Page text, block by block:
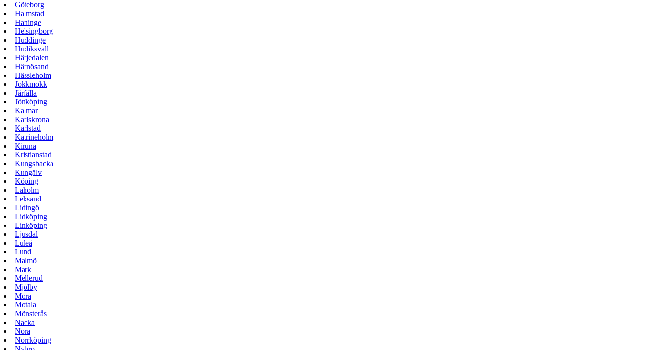
Göteborg
Halmstad
Haninge
Helsingborg
Huddinge
Hudiksvall
Härjedalen
Härnösand
Hässleholm
Jokkmokk
Järfälla
Jönköping
Kalmar
Karlskrona
Karlstad
Katrineholm
Kiruna
Kristianstad
Kungsbacka
Kungälv
Köping
Laholm
Leksand
Lidingö
Lidköping
Linköping
Ljusdal
Luleå
Lund
Malmö
Mark
Mellerud
Mjölby
Mora
Motala
Mönsterås
Nacka
Nora
Norrköping